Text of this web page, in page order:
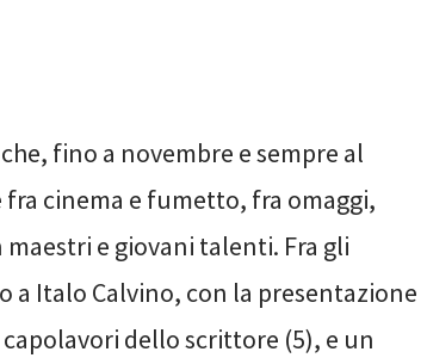
fino a novembre e sempre al
cinema e fumetto, fra omaggi,
e giovani talenti. Fra gli
a Italo Calvino, con la presentazione
dello scrittore (5), e un